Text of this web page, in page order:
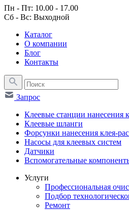
Пн - Пт: 10.00 - 17.00
Сб - Вс: Выходной
Каталог
О компании
Блог
Контакты
Запрос
Клеевые станции нанесения
Клеевые шланги
Форсунки нанесения клея-
Насосы для клеевых систем
Датчики
Вспомогательные
Услуги
Профессиональная
Подбор
Ремонт